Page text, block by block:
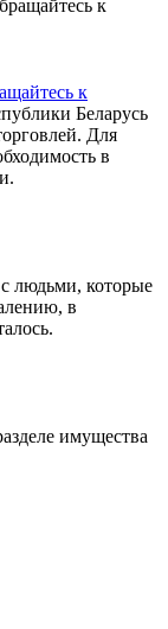
к
Беларусь
Для
в
людьми, которые
в
имущества